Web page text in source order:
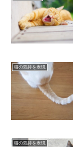
猫の気持を表現
猫の気持を表現